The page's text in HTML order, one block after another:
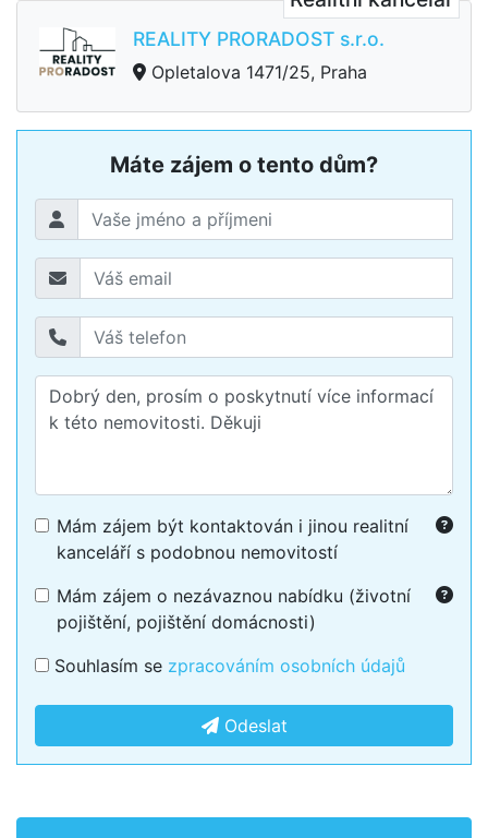
REALITY PRORADOST s.r.o.
Opletalova 1471/25, Praha
Máte zájem o tento dům?
Mám zájem být kontaktován i jinou realitní
kanceláří s podobnou nemovitostí
Mám zájem o nezávaznou nabídku (životní
pojištění, pojištění domácnosti)
Souhlasím se zpracováním osobních údajů
Odeslat